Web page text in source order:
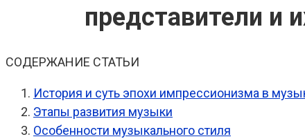
представители и
СОДЕРЖАНИЕ СТАТЬИ
История и суть эпохи импрессионизма в
Этапы развития музыки
Особенности музыкального стиля